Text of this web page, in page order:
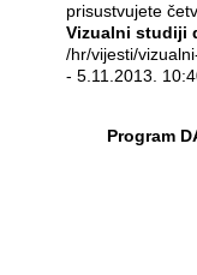
prisustvujete
Vizualni studiji
/hr/vijesti/
- 5.11.2013.
Program